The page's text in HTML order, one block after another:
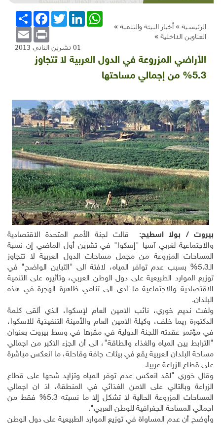
فلسطين
الرئيسية » أخبار البيئة والتنمية »
العناوين الداخلية »
انشر
FacebookTwitterLinkedInWhatsApp
Email Print
01 تشرين الثاني 2013
الأراضي المزروعة في الدول العربية لا تتجاوز
5.3% من إجمالي مساحتها
بيروت / بولا اسطيح: قالت لجنة الأمم المتحدة الاقتصادية
والاجتماعية لغربي آسيا "إسكوا" في تشرين أول الماضي إن نسبة
المساحات المزروعة من مجمل مساحات الدول العربية لا تتجاوز
الـ5.3% بسبب عدم توافر المياه، لافتة الى "التباين الواضح" في
توزيع الموارد الطبيعية على دول الوطن العربي، وتأثيره على التنمية
الاقتصادية والاجتماعية ما أدى الى تنامي ظاهرة الهجرة في هذه
البلدان.
ولفت نديم خوري، نائب الامين العام لإسكوا، الذي ألقى كلمة
الدكتورة ريما خلف، وكيلة الامين العام والأمينة التنفيذية للاسكوا،
في مؤتمر عقدته اللجنة الدولية في مقرها في وسط بيروت بعنوان
"الترابط بين المياه والغذاء والطاقة"، الى أن الجزء الاكبر من اجمالي
مساحة البلدان العربية يقع في بيئات جافة وقاحلة، ما انعكس مباشرة
على قطاع الزراعة عربيا.
وقال خوري "لقد انعكس عدم توفر المياه وتزايد شحها على قطاع
الزراعة وبالتالي على الامن الغذائي في المنطقة، اذ ان اجمالي
المساحات المزروعة الحالية لا تشكل إلا ما نسبته 5.3% فقط من
اجمالي المساحة الجغرافية للوطن العربي".
وأوضح أن عدم المساواة في توزيع الموارد الطبيعية على دول الوطن